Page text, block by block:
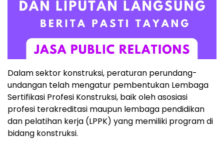
Dalam sektor konstruksi, peraturan perundang-
undangan telah mengatur pembentukan Lembaga
Sertifikasi Profesi Konstruksi, baik oleh asosiasi
profesi terakreditasi maupun lembaga pendidikan
dan pelatihan kerja (LPPK) yang memiliki program di
bidang konstruksi.